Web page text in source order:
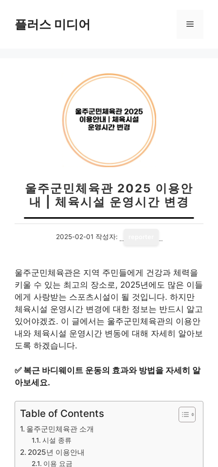
플러스 미디어 메
울주군민체육관 2025 이용안
내 | 체육시설 운영시간 변경
2025-02-01 작성자:
울주군민체육관은 지역 주민들에게 건강과 체력을
키울 수 있는 최고의 장소로, 2025년에도 많은 이들
에게 사랑받는 스포츠시설이 될 것입니다. 하지만
체육시설 운영시간 변경에 대한 정보는 반드시 알고
있어야겠죠. 이 글에서는 울주군민체육관의 이용안
내와 체육시설 운영시간 변동에 대해 자세히 알아보
도록 하겠습니다.
✅ 복근 바디웨이트 운동의 효과와 방법을 자세히 알
아보세요.
Table of Contents
울주군민체육관 소개
시설 종류
2025년 이용안내
이용 요금